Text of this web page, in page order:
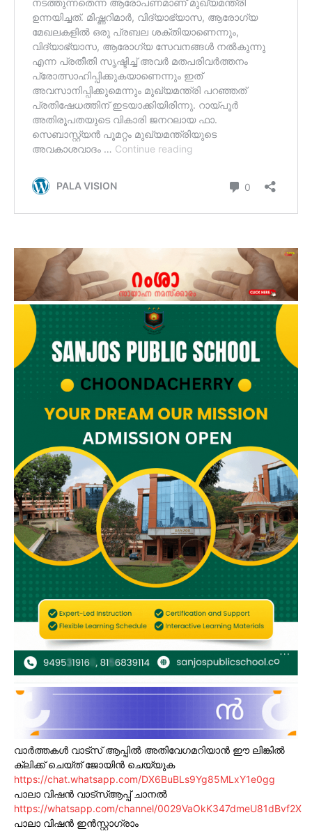
വാർത്തകൾ വാട്സ് ആപ്പിൽ അതിവേഗമറിയാൻ ഈ ലിങ്കിൽ
ക്ലിക്ക് ചെയ്ത് ജോയിൻ ചെയ്യുക
https://chat.whatsapp.com/DX6BuBLs9Yg85MLxY1e0gg
പാലാ വിഷൻ വാട്സ്ആപ്പ് ചാനൽ
https://whatsapp.com/channel/0029VaOkK347dmeU81dBvf2X
പാലാ വിഷൻ ഇൻസ്റ്റാഗ്രാം